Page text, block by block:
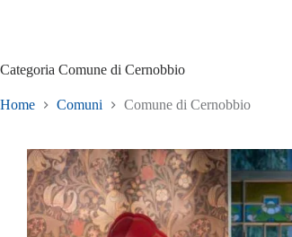
Categoria Comune di Cernobbio
Home Comuni Comune di Cernobbio